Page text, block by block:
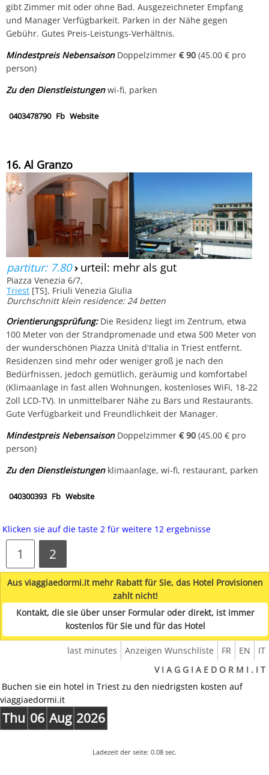
gibt Zimmer mit oder ohne Bad. Ausgezeichneter Empfang
und Manager Verfügbarkeit. Parken in der Nähe gegen
Gebühr. Gutes Preis-Leistungs-Verhältnis.
Mindestpreis NebensaisonDoppelzimmer€ 90 (45.00 € pro
person)
Zu den Dienstleistungenwi-fi, parken
0403478790 Fb Website
16. Al Granzo
partitur: 7.80› urteil: mehr als gut
Piazza Venezia 6/7,
Triest [TS], Friuli Venezia Giulia
Durchschnitt klein residence: 24 betten
Orientierungsprüfung:Die Residenz liegt im Zentrum, etwa
100 Meter von der Strandpromenade und etwa 500 Meter von
der wunderschönen Piazza Unità d'Italia in Triest entfernt.
Residenzen sind mehr oder weniger groß je nach den
Bedürfnissen, jedoch gemütlich, geräumig und komfortabel
(Klimaanlage in fast allen Wohnungen, kostenloses WiFi, 18-22
Zoll LCD-TV). In unmittelbarer Nähe zu Bars und Restaurants.
Gute Verfügbarkeit und Freundlichkeit der Manager.
Mindestpreis NebensaisonDoppelzimmer€ 90 (45.00 € pro
person)
Zu den Dienstleistungenklimaanlage, wi-fi, restaurant, parken
040300393 Fb Website
Klicken sie auf die taste 2 für weitere 12 ergebnisse
1 2
Aus viaggiaedormi.it mehr Rabatt für Sie, das Hotel Provisionen
zahlt nicht!
Kontakt, die sie über unser Formular oder direkt, ist immer
kostenlos für Sie und für das Hotel
IT
EN
FR
Anzeigen Wunschliste
last minutes
V I A G G I A E D O R M I . I T
Buchen sie ein hotel in Triest zu den niedrigsten kosten auf
viaggiaedormi.it
Thu 06 Aug 2026
Ladezeit der seite: 0.08 sec.